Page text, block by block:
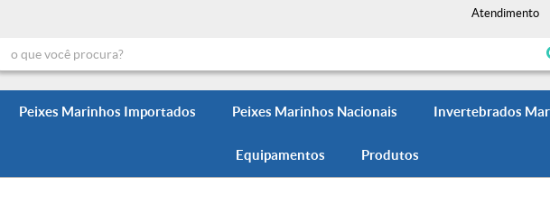
Atendimento
Peixes Marinhos Importados Peixes Marinhos Nacionais Invertebrados
Equipamentos Produtos